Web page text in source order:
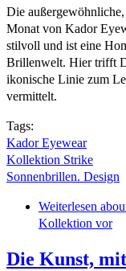
Die
Monat von Kador
stilvoll und ist eine
Brillenwelt. Hier trifft
ikonische Linie zum
vermittelt.
Tags:
Kador Eyewear
Kollektion Strike
Sonnenbrillen. Design
Weiterlesen
Kollektion vor
Die Kunst,